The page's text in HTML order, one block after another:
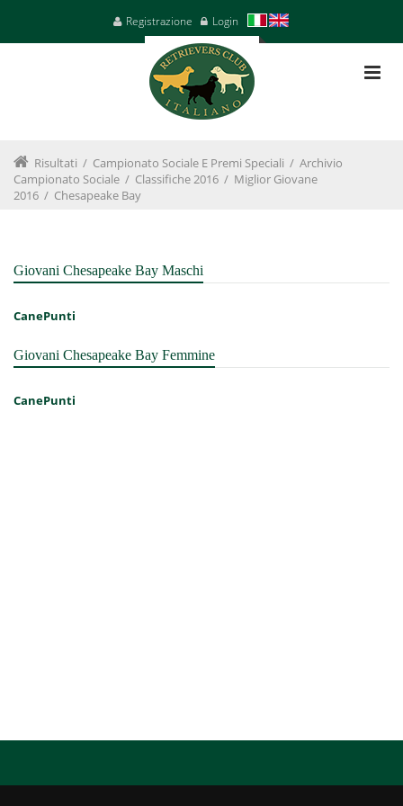
Registrazione Login
Risultati / Campionato Sociale E Premi Speciali / Archivio
Campionato Sociale / Classifiche 2016 / Miglior Giovane
2016 / Chesapeake Bay
Giovani Chesapeake Bay Maschi
CanePunti
Giovani Chesapeake Bay Femmine
CanePunti